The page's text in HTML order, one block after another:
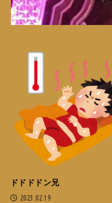
ドドドドン兄
2023.02.19